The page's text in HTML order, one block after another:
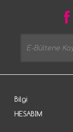
Bilgi
HESABIM